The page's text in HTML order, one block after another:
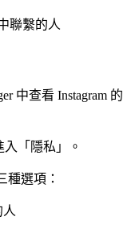
聯繫的人
中查看 Instagram 的
入「隱私」。
種選項：